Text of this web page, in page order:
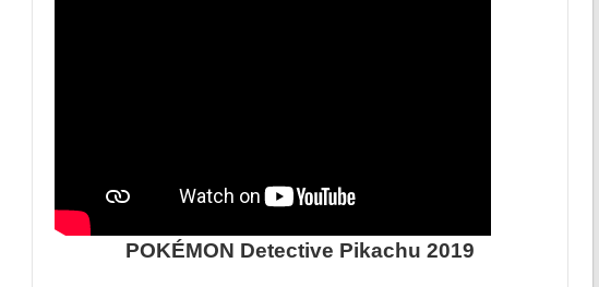
POKÉMON Detective Pikachu 2019